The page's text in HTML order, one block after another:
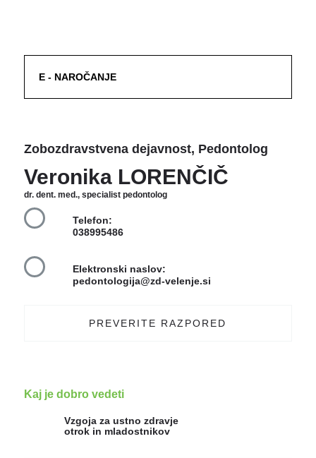
E - NAROČANJE
Zobozdravstvena dejavnost, Pedontolog
Veronika LORENČIČ
dr. dent. med., specialist pedontolog
Telefon:
038995486
Elektronski naslov:
pedontologija@zd-velenje.si
PREVERITE RAZPORED
Kaj je dobro vedeti
Vzgoja za ustno zdravje
otrok in mladostnikov